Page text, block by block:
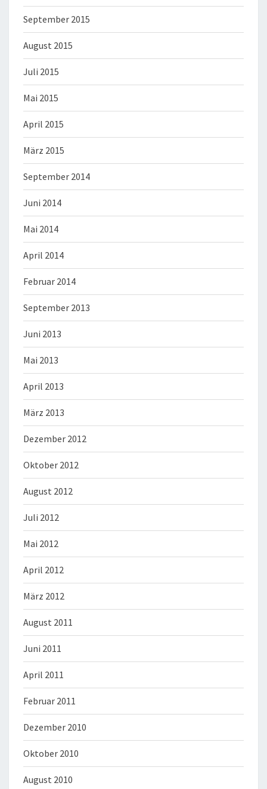
September 2015
August 2015
Juli 2015
Mai 2015
April 2015
März 2015
September 2014
Juni 2014
Mai 2014
April 2014
Februar 2014
September 2013
Juni 2013
Mai 2013
April 2013
März 2013
Dezember 2012
Oktober 2012
August 2012
Juli 2012
Mai 2012
April 2012
März 2012
August 2011
Juni 2011
April 2011
Februar 2011
Dezember 2010
Oktober 2010
August 2010